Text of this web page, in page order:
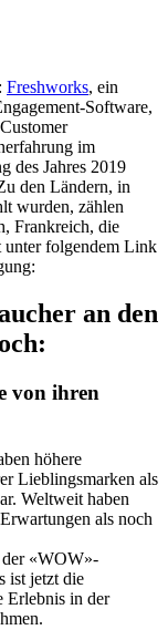
Freshworks, ein
Software,
im
des Jahres 2019
den Ländern, in
wurden, zählen
Frankreich, die
unter folgendem Link
an den
von ihren
höhere
Lieblingsmarken als
Weltweit haben
als noch
der «WOW»-
ist jetzt die
Erlebnis in der